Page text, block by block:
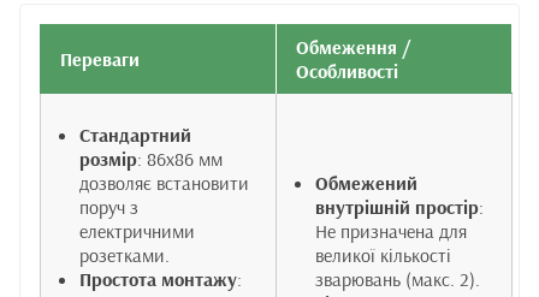
Переваги
Обмеження /
Особливості
Стандартний
розмір: 86x86 мм
дозволяє встановити
поруч з
електричними
розетками.
Простота монтажу:
Обмежений
внутрішній простір:
Не призначена для
великої кількості
зварювань (макс. 2).